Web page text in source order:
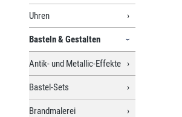
Uhren
Basteln & Gestalten
Antik- und Metallic-Effekte
Bastel-Sets
Brandmalerei